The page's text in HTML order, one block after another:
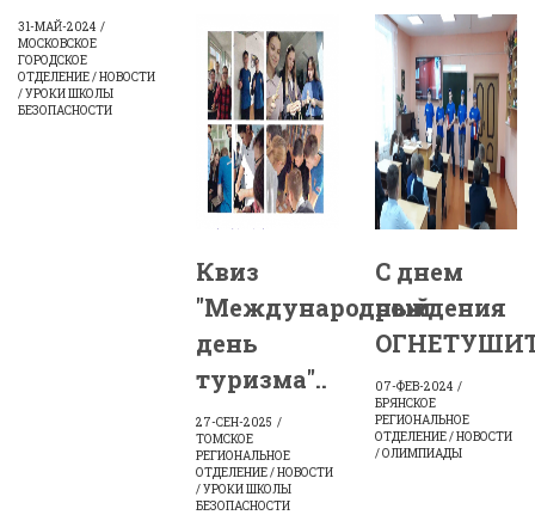
31-МАЙ-2024
МОСКОВСКОЕ
ГОРОДСКОЕ
ОТДЕЛЕНИЕ / НОВОСТИ
/ УРОКИ ШКОЛЫ
БЕЗОПАСНОСТИ
Квиз
"Международный
день
туризма"..
27-СЕН-2025
ТОМСКОЕ
РЕГИОНАЛЬНОЕ
ОТДЕЛЕНИЕ / НОВОСТИ
/ УРОКИ ШКОЛЫ
БЕЗОПАСНОСТИ
С днем
рождения
07-ФЕВ-2024
БРЯНСКОЕ
РЕГИОНАЛЬНОЕ
ОТДЕЛЕНИЕ / НОВОСТИ
/ ОЛИМПИАДЫ